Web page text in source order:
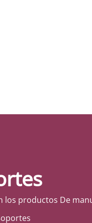
los productos De